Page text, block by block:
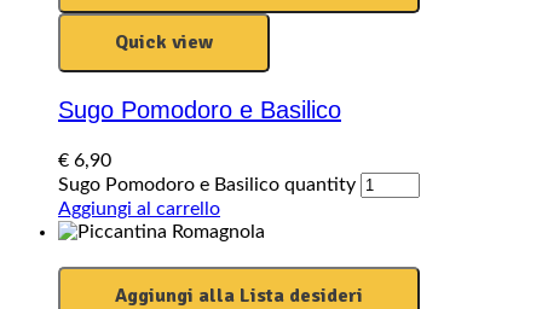
Quick view
Sugo Pomodoro e Basilico
€ 6,90
Sugo Pomodoro e Basilico quantity
Aggiungi al carrello
Aggiungi alla Lista desideri